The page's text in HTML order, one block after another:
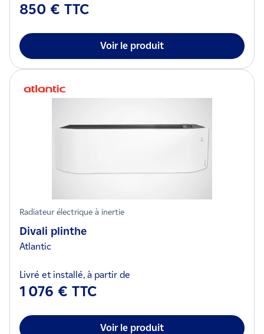
850 € TTC
Voir le produit
Radiateur électrique à inertie
Divali plinthe
Atlantic
Livré et installé, à partir de
1 076 € TTC
Voir le produit